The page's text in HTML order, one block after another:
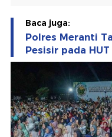
Baca juga:
Polres Meranti
Pesisir pada